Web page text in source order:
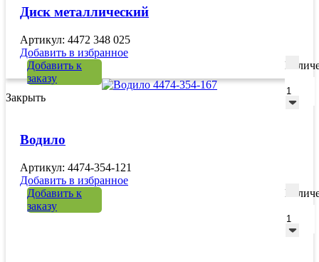
Диск металлический
Артикул: 4472 348 025
Добавить в избранное
Добавить к
заказу
Закрыть
Водило
Артикул: 4474-354-121
Добавить в избранное
Добавить к
заказу